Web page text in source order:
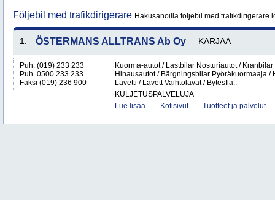
Följebil med trafikdirigerare Hakusanoilla följebil med trafikdirigerare
1. ÖSTERMANS ALLTRANS Ab Oy KARJAA
Puh. (019) 233 233
Puh. 0500 233 233
Faksi (019) 236 900
Kuorma-autot / Lastbilar Nosturiautot /
Hinausautot / Bärgningsbilar Pyöräkuormaaja /
Lavetti / Lavett Vaihtolavat / Bytesfla..
KULJETUSPALVELUJA
Lue lisää..
Kotisivut Tuotteet ja palvelut